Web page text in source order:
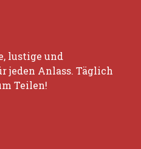
lustige und
jeden Anlass. Täglich
Teilen!